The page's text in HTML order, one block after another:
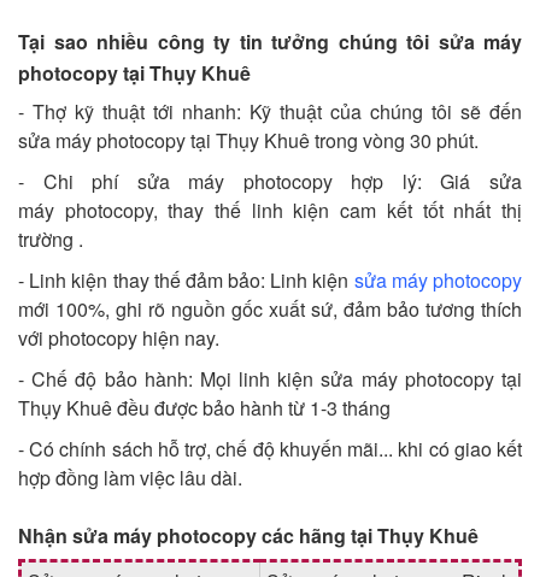
Tại sao nhiều công ty tin tưởng chúng tôi sửa máy
photocopy tại Thụy Khuê
- Thợ kỹ thuật tới nhanh: Kỹ thuật của chúng tôi sẽ đến
sửa máy photocopy tại Thụy Khuê trong vòng 30 phút.
- Chi phí sửa máy photocopy hợp lý: Giá sửa
máy photocopy, thay thế linh kiện cam kết tốt nhất thị
trường .
- Linh kiện thay thế đảm bảo: Linh kiện sửa máy photocopy
mới 100%, ghi rõ nguồn gốc xuất sứ, đảm bảo tương thích
với photocopy hiện nay.
- Chế độ bảo hành: Mọi linh kiện sửa máy photocopy tại
Thụy Khuê đều được bảo hành từ 1-3 tháng
- Có chính sách hỗ trợ, chế độ khuyến mãi... khi có giao kết
hợp đồng làm việc lâu dài.
Nhận sửa máy photocopy các hãng tại Thụy Khuê